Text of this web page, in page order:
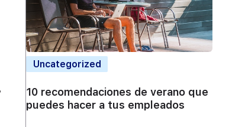
Uncategorized
10 recomendaciones de verano que
puedes hacer a tus empleados